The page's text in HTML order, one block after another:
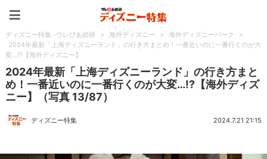
ディズニー特集 -ウレぴあ総研 > 海外ディズニー > 海外ディズニーパーク
>
2024年最新「上海ディズニーランド」の行き方まとめ！一番近いのに一番行くのが大
変…!?【海外ディズニー】
2024年最新「上海ディズニーランド」の行き方まと
め！一番近いのに一番行くのが大変…!?【海外ディズ
ニー】（写真 13/87）
ディズニー特集 2024.7.21 21:15